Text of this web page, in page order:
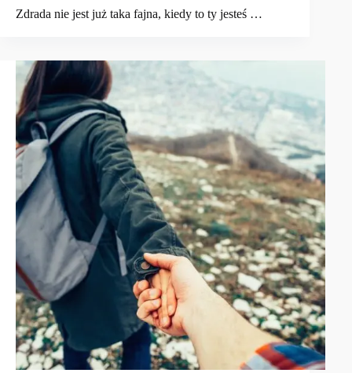
Zdrada nie jest już taka fajna, kiedy to ty jesteś …